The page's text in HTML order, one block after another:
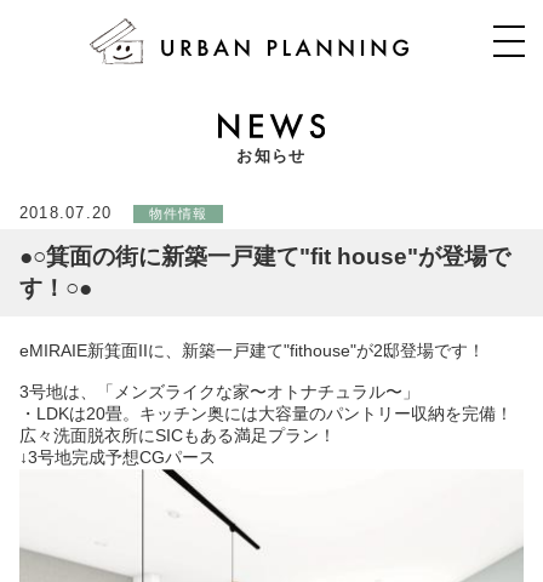
お知らせ
2018.07.20 物件情報
●○箕面の街に新築一戸建て"fit house"が登場で
す！○●
eMIRAIE新箕面IIに、新築一戸建て"fithouse"が2邸登場です！
3号地は、「メンズライクな家〜オトナチュラル〜」
・LDKは20畳。キッチン奥には大容量のパントリー収納を完備！
広々洗面脱衣所にSICもある満足プラン！
↓3号地完成予想CGパース